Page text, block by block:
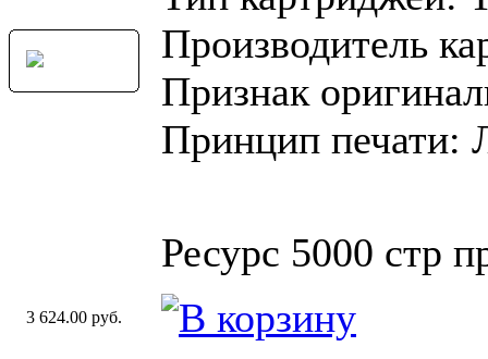
Производитель
Признак
Принцип печати:
Ресурс 5000 стр
3 624.00 руб.